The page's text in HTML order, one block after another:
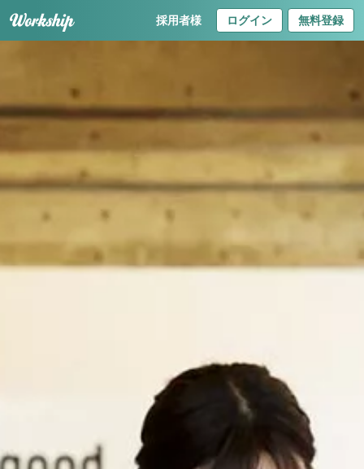
採用者様 ログイン 無料登録